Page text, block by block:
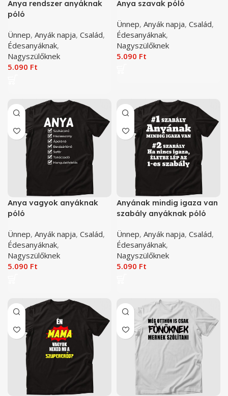
Anya rendszer anyáknak
póló
Ünnep, Anyák napja, Család,
Édesanyáknak,
Nagyszülőknek
5.090 Ft
Anya szavak póló
Ünnep, Anyák napja, Család,
Édesanyáknak,
Nagyszülőknek
5.090 Ft
Anya vagyok anyáknak
póló
Ünnep, Anyák napja, Család,
Édesanyáknak,
Nagyszülőknek
5.090 Ft
Anyának mindig igaza van
szabály anyáknak póló
Ünnep, Anyák napja, Család,
Édesanyáknak,
Nagyszülőknek
5.090 Ft